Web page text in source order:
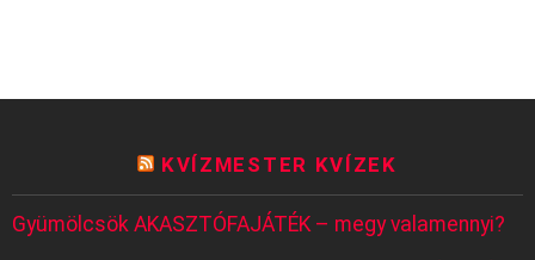
KVÍZMESTER KVÍZEK
Gyümölcsök AKASZTÓFAJÁTÉK – megy valamennyi?